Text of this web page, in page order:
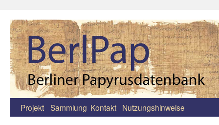
Zum
Projekt Sammlung Kontakt Nutzungshinweise